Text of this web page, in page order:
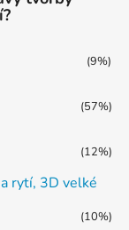
(9%)
(57%)
(12%)
rytí, 3D velké
(10%)